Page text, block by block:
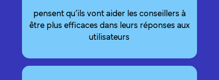
pensent qu’ils vont aider les conseillers à
être plus efficaces dans leurs réponses aux
utilisateurs